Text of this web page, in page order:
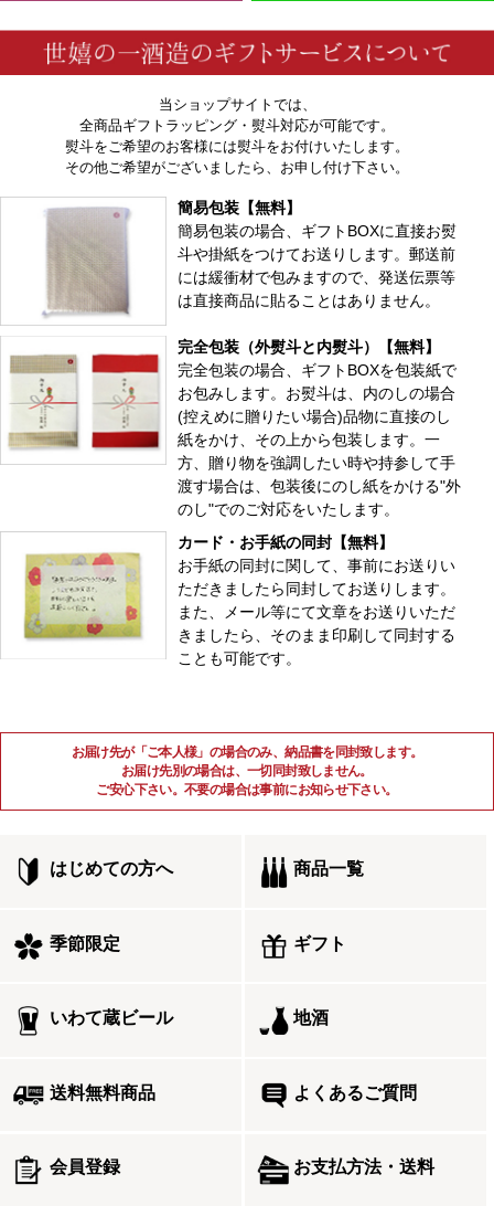
当ショップサイトでは、
全商品ギフトラッピング・熨斗対応が可能です。
熨斗をご希望のお客様には熨斗をお付けいたします。
その他ご希望がございましたら、お申し付け下さい。
簡易包装【無料】
簡易包装の場合、ギフトBOXに直接お熨
斗や掛紙をつけてお送りします。郵送前
には緩衝材で包みますので、発送伝票等
は直接商品に貼ることはありません。
完全包装（外熨斗と内熨斗）【無料】
完全包装の場合、ギフトBOXを包装紙で
お包みします。お熨斗は、内のしの場合
(控えめに贈りたい場合)品物に直接のし
紙をかけ、その上から包装します。一
方、贈り物を強調したい時や持参して手
渡す場合は、包装後にのし紙をかける"外
のし"でのご対応をいたします。
カード・お手紙の同封【無料】
お手紙の同封に関して、事前にお送りい
ただきましたら同封してお送りします。
また、メール等にて文章をお送りいただ
きましたら、そのまま印刷して同封する
ことも可能です。
お届け先が「ご本人様」の場合のみ、納品書を同封致します。
お届け先別の場合は、一切同封致しません。
ご安心下さい。不要の場合は事前にお知らせ下さい。
はじめての方へ 商品一覧
季節限定 ギフト
いわて蔵ビール 地酒
送料無料商品 よくあるご質問
会員登録 お支払方法・送料